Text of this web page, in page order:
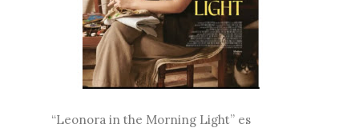
“Leonora in the Morning Light” es